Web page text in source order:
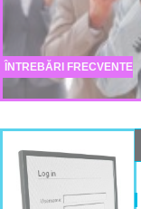
ÎNTREBĂRI FRECVENTE